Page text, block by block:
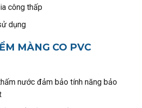
công thấp
dụng
MÀNG CO PVC
nước đảm bảo tính năng bảo